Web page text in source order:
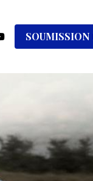
SOUMISSION